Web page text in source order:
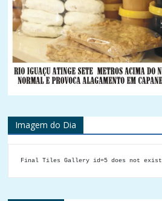
Imagem do Dia
Final Tiles Gallery id=5 does not exist